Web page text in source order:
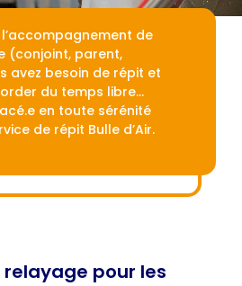
l’accompagnement de
(conjoint, parent,
avez besoin de répit et
du temps libre…
en toute sérénité
de répit Bulle d’Air.
relayage pour les